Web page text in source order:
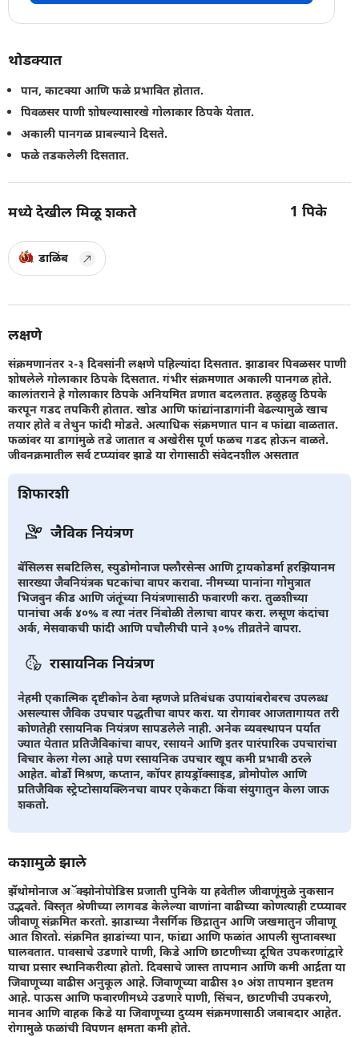
थोडक्यात
पान, काटक्या आणि फळे प्रभावित होतात.
पिवळसर पाणी शोषल्यासारखे गोलाकार ठिपके येतात.
अकाली पानगळ प्राबल्याने दिसते.
फळे तडकलेली दिसतात.
मध्ये देखील मिळू शकते 1 पिके
डाळिंब
लक्षणे
संक्रमणानंतर २-३ दिवसांनी लक्षणे पहिल्यांदा दिसतात. झाडावर पिवळसर पाणी
शोषलेले गोलाकार ठिपके दिसतात. गंभीर संक्रमणात अकाली पानगळ होते.
कालांतराने हे गोलाकार ठिपके अनियमित व्रणात बदलतात. हळुहळु ठिपके
करपून गडद तपकिरी होतात. खोड आणि फांद्यांनाडागांनी वेढल्यामुळे खाच
तयार होते व तेथुन फांदी मोडते. अत्याधिक संक्रमणात पान व फांद्या वाळतात.
फळांवर या डागांमुळे तडे जातात व अखेरीस पूर्ण फळच गडद होऊन वाळते.
जीवनक्रमातील सर्व टप्प्यांवर झाडे या रोगासाठी संवेदनशील असतात
शिफारशी
जैविक नियंत्रण
बॅसिलस सबटिलिस, स्युडोमोनाज फ्लौरसेन्स आणि ट्रायकोडर्मा हरझियानम
सारख्या जैवनियंत्रक घटकांचा वापर करावा. नीमच्या पानांना गोमुत्रात
भिजवुन कीड आणि जंतूंच्या नियंत्रणासाठी फवारणी करा. तुळशीच्या
पानांचा अर्क ४०% व त्या नंतर निंबोळी तेलाचा वापर करा. लसूण कंदांचा
अर्क, मेसवाकची फांदी आणि पचौलीची पाने ३०% तीव्रतेने वापरा.
रासायनिक नियंत्रण
नेहमी एकात्मिक दृष्टीकोन ठेवा म्हणजे प्रतिबंधक उपायांबरोबरच उपलब्ध
असल्यास जैविक उपचार पद्धतीचा वापर करा. या रोगावर आजतागायत तरी
कोणतेही रसायनिक नियंत्रण सापडलेले नाही. अनेक व्यवस्थापन पर्यात
ज्यात येतात प्रतिजैविकांचा वापर, रसायने आणि इतर पारंपारिक उपचारांचा
विचार केला गेला आहे पण रसायनिक उपचार खूप कमी प्रभावी ठरले
आहेत. बोर्डो मिश्रण, कप्तान, कॉपर हायड्रॉक्साइड, ब्रोमोपोल आणि
प्रतिजैविक स्ट्रेप्टोसायक्लिनचा वापर एकेकटा किंवा संयुगातुन केला जाऊ
शकतो.
कशामुळे झाले
झँथोमोनाज अॅक्झोनोपोडिस प्रजाती पुनिके या हवेतील जीवाणूंमुळे नुकसान
उद्भवते. विस्तृत श्रेणीच्या लागवड केलेल्या वाणांना वाढीच्या कोणत्याही टप्प्यावर
जीवाणू संक्रमित करतो. झाडाच्या नैसर्गिक छिद्रातुन आणि जखमातुन जीवाणू
आत शिरतो. संक्रमित झाडांच्या पान, फांद्या आणि फळांत आपली सुप्तावस्था
घालवतात. पावसाचे उडणारे पाणी, किडे आणि छाटणीच्या दूषित उपकरणांद्वारे
याचा प्रसार स्थानिकरीत्या होतो. दिवसाचे जास्त तापमान आणि कमी आर्द्रता या
जिवाणूच्या वाढीस अनुकूल आहे. जिवाणूच्या वाढीस ३० अंश तापमान इष्टतम
आहे. पाऊस आणि फवारणीमध्ये उडणारे पाणी, सिंचन, छाटणीची उपकरणे,
मानव आणि वाहक किडे या जिवाणूच्या दुय्यम संक्रमणासाठी जबाबदार आहेत.
रोगामुळे फळांची विपणन क्षमता कमी होते.